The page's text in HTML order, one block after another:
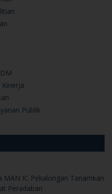
Publik
MAN IC Pekalongan Tanamkan
Peradaban